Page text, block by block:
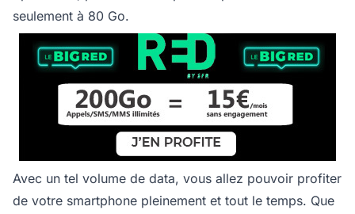
seulement à 80 Go.
Avec un tel volume de data, vous allez pouvoir profiter
de votre smartphone pleinement et tout le temps. Que